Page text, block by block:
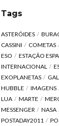
Tags
ASTERÓIDES
CASSINI
COMETAS
ESO
ESTAÇÃO
INTERNACIONAL
EXOPLANETAS
HUBBLE
IMAGENS
LUA
MARTE
MESSENGER
NASA
POSTADAY2011